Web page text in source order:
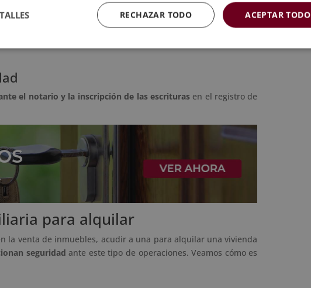
acuerdo final, se pasa a firmar el contrato de arras, donde
todo el proceso, asegurándose que ni el comprador ni el
el notario y la inscripción de las escriturasen el registro de
para alquilar
la venta de inmuebles, acudir a una para alquilar una vivienda
seguridad ante este tipo de operaciones. Veamos cómo es
ACEPTAR TODO
RECHAZAR TODO